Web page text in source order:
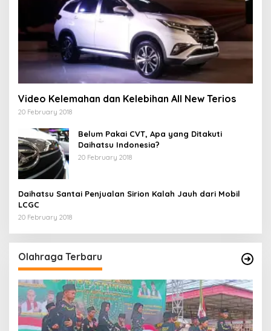
Video Kelemahan dan Kelebihan All New Terios
20 February 2018
Belum Pakai CVT, Apa yang Ditakuti
Daihatsu Indonesia?
20 February 2018
Daihatsu Santai Penjualan Sirion Kalah Jauh dari Mobil
LCGC
20 February 2018
Olahraga Terbaru